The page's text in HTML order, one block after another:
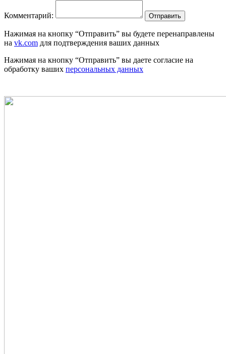
Комментарий: Отправить
Нажимая на кнопку “Отправить” вы будете перенаправлены
на vk.com для подтверждения ваших данных
Нажимая на кнопку “Отправить” вы даете согласие на
обработку ваших персональных данных